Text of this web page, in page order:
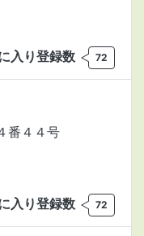
入り登録数 72
番４４号
入り登録数 72